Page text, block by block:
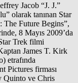
Jacob “J. J.”
olarak tanınan Star
The Future Begins”,
8 Mayıs 2009’da
Trek filmi
James T. Kirk
etrafında
Pictures firması
Quinto ve Chris